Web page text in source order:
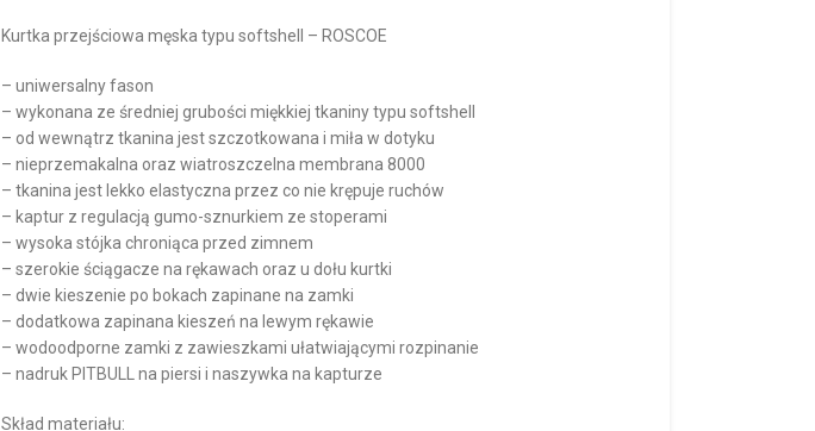
Kurtka przejściowa męska typu softshell – ROSCOE
– uniwersalny fason
– wykonana ze średniej grubości miękkiej tkaniny typu softshell
– od wewnątrz tkanina jest szczotkowana i miła w dotyku
– nieprzemakalna oraz wiatroszczelna membrana 8000
– tkanina jest lekko elastyczna przez co nie krępuje ruchów
– kaptur z regulacją gumo-sznurkiem ze stoperami
– wysoka stójka chroniąca przed zimnem
– szerokie ściągacze na rękawach oraz u dołu kurtki
– dwie kieszenie po bokach zapinane na zamki
– dodatkowa zapinana kieszeń na lewym rękawie
– wodoodporne zamki z zawieszkami ułatwiającymi rozpinanie
– nadruk PITBULL na piersi i naszywka na kapturze
Skład materiału: